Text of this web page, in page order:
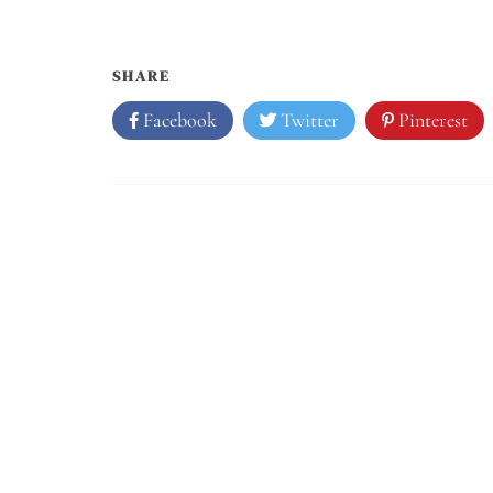
SHARE
Facebook Twitter Pinterest